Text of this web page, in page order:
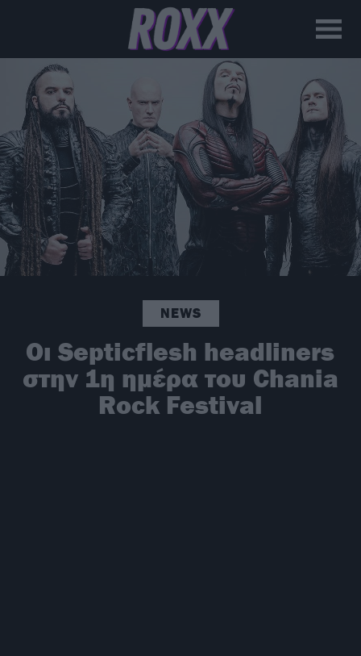
NEWS
Οι Septicflesh headliners
στην 1η ημέρα του Chania
Rock Festival